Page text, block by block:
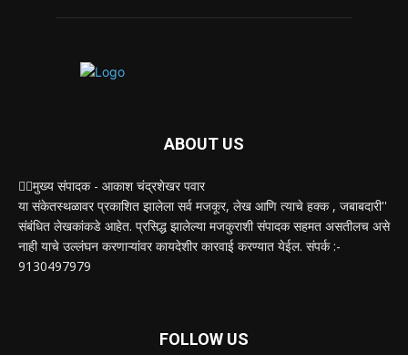
ABOUT US
✍🏻मुख्य संपादक - आकाश चंद्रशेखर पवार
या संकेतस्थळावर प्रकाशित झालेला सर्व मजकूर, लेख आणि त्याचे हक्क , जबाबदारी''
संबंधित लेखकांकडे आहेत. प्रसिद्ध झालेल्या मजकुराशी संपादक सहमत असतीलच असे
नाही याचे उल्लंघन करणाऱ्यांवर कायदेशीर कारवाई करण्यात येईल. संपर्क :-
9130497979
FOLLOW US